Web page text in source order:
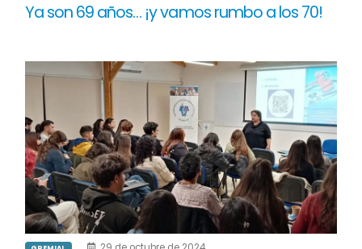
Ya son 69 años… ¡y vamos rumbo a los 70!